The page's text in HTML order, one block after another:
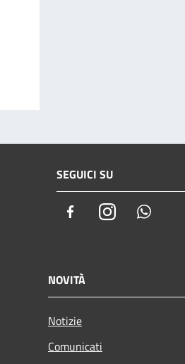
SEGUICI SU
FacebookInstagram
NOVITÀ
Notizie
Comunicati